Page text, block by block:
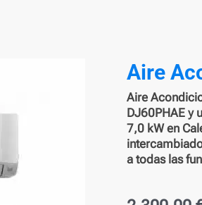
Aire
Aire
DJ60PHAE y
7,0 kW en
a todas las